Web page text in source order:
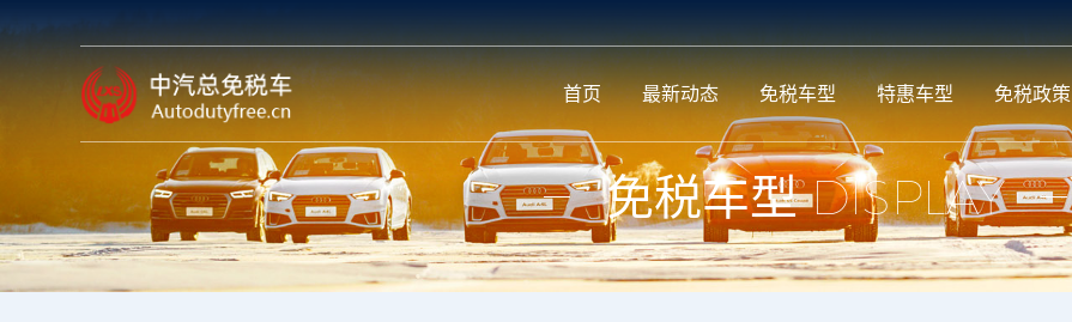
首页 最新动态 免税车型 特惠车型 免税政策
免税车型DISPLAY